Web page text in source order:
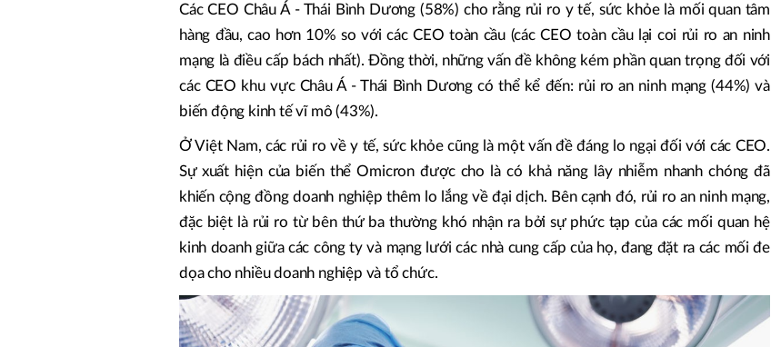
Các CEO Châu Á - Thái Bình Dương (58%) cho rằng rủi ro y tế, sức khỏe là mối quan tâm
hàng đầu, cao hơn 10% so với các CEO toàn cầu (các CEO toàn cầu lại coi rủi ro an ninh
mạng là điều cấp bách nhất). Đồng thời, những vấn đề không kém phần quan trọng đối với
các CEO khu vực Châu Á - Thái Bình Dương có thể kể đến: rủi ro an ninh mạng (44%) và
biến động kinh tế vĩ mô (43%).
Ở Việt Nam, các rủi ro về y tế, sức khỏe cũng là một vấn đề đáng lo ngại đối với các CEO.
Sự xuất hiện của biến thể Omicron được cho là có khả năng lây nhiễm nhanh chóng đã
khiến cộng đồng doanh nghiệp thêm lo lắng về đại dịch. Bên cạnh đó, rủi ro an ninh mạng,
đặc biệt là rủi ro từ bên thứ ba thường khó nhận ra bởi sự phức tạp của các mối quan hệ
kinh doanh giữa các công ty và mạng lưới các nhà cung cấp của họ, đang đặt ra các mối đe
dọa cho nhiều doanh nghiệp và tổ chức.